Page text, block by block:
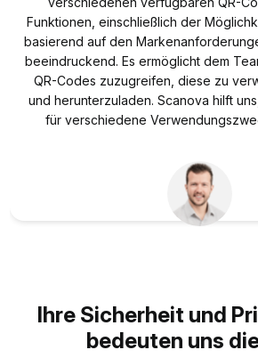
Funktionen, einschließlich der
basierend auf den
beeindruckend. Es ermöglicht dem
QR-Codes zuzugreifen, diese zu
und herunterzuladen. Scanova hilft
für verschiedene
Ihre Sicherheit und
bedeuten uns